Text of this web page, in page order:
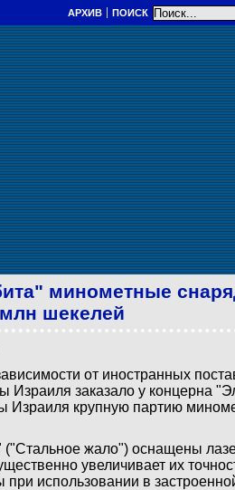
АРХИВ ПОИСК
минометные
шекелей
от иностранных
Израиля заказало у концерна
Израиля крупную партию
жало") оснащены
увеличивает их
использовании в